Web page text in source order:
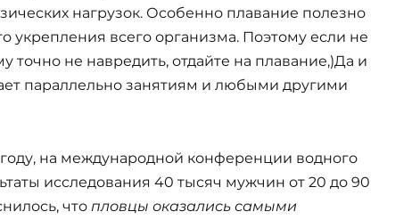
нагрузок. Особенно плавание полезно
укрепления всего организма. Поэтому если не
точно не навредить, отдайте на плавание,)Да и
параллельно занятиям и любыми другими
на международной конференции водного
исследования 40 тысяч мужчин от 20 до 90
что пловцы оказались самыми